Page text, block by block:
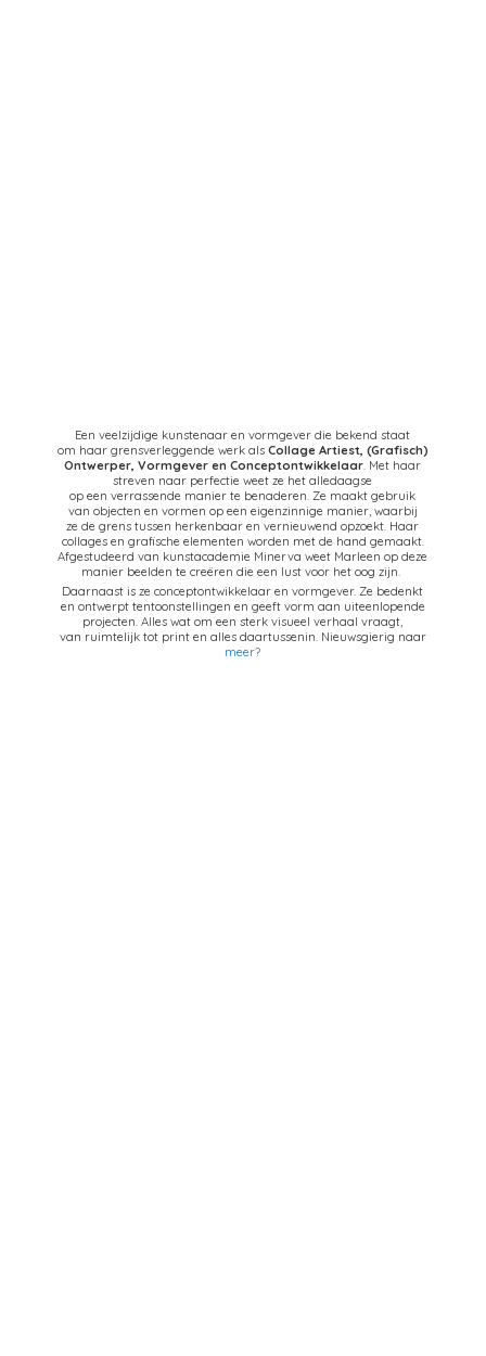
Een veelzijdige kunstenaar en vormgever die bekend staat
om haar grensverleggende werk als Collage Artiest, (Grafisch)
Ontwerper, Vormgever en Conceptontwikkelaar. Met haar
streven naar perfectie weet ze het alledaagse
op een verrassende manier te benaderen. Ze maakt gebruik
van objecten en vormen op een eigenzinnige manier, waarbij
ze de grens tussen herkenbaar en vernieuwend opzoekt. Haar
collages en grafische elementen worden met de hand gemaakt.
Afgestudeerd van kunstacademie Minerva weet Marleen op deze
manier beelden te creëren die een lust voor het oog zijn.
Daarnaast is ze conceptontwikkelaar en vormgever. Ze bedenkt
en ontwerpt tentoonstellingen en geeft vorm aan uiteenlopende
projecten. Alles wat om een sterk visueel verhaal vraagt,
van ruimtelijk tot print en alles daartussenin. Nieuwsgierig naar
meer?